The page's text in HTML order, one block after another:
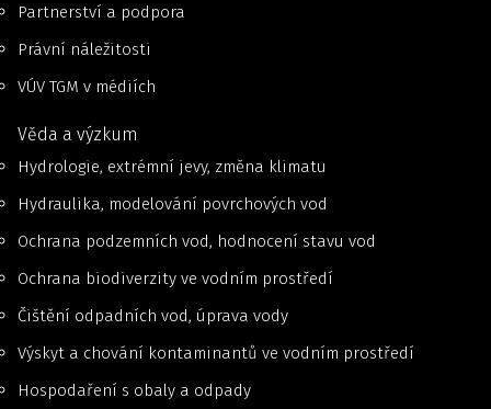
Partnerství a podpora
Právní náležitosti
VÚV TGM v médiích
Věda a výzkum
Hydrologie, extrémní jevy, změna klimatu
Hydraulika, modelování povrchových vod
Ochrana podzemních vod, hodnocení stavu vod
Ochrana biodiverzity ve vodním prostředí
Čištění odpadních vod, úprava vody
Výskyt a chování kontaminantů ve vodním prostředí
Hospodaření s obaly a odpady